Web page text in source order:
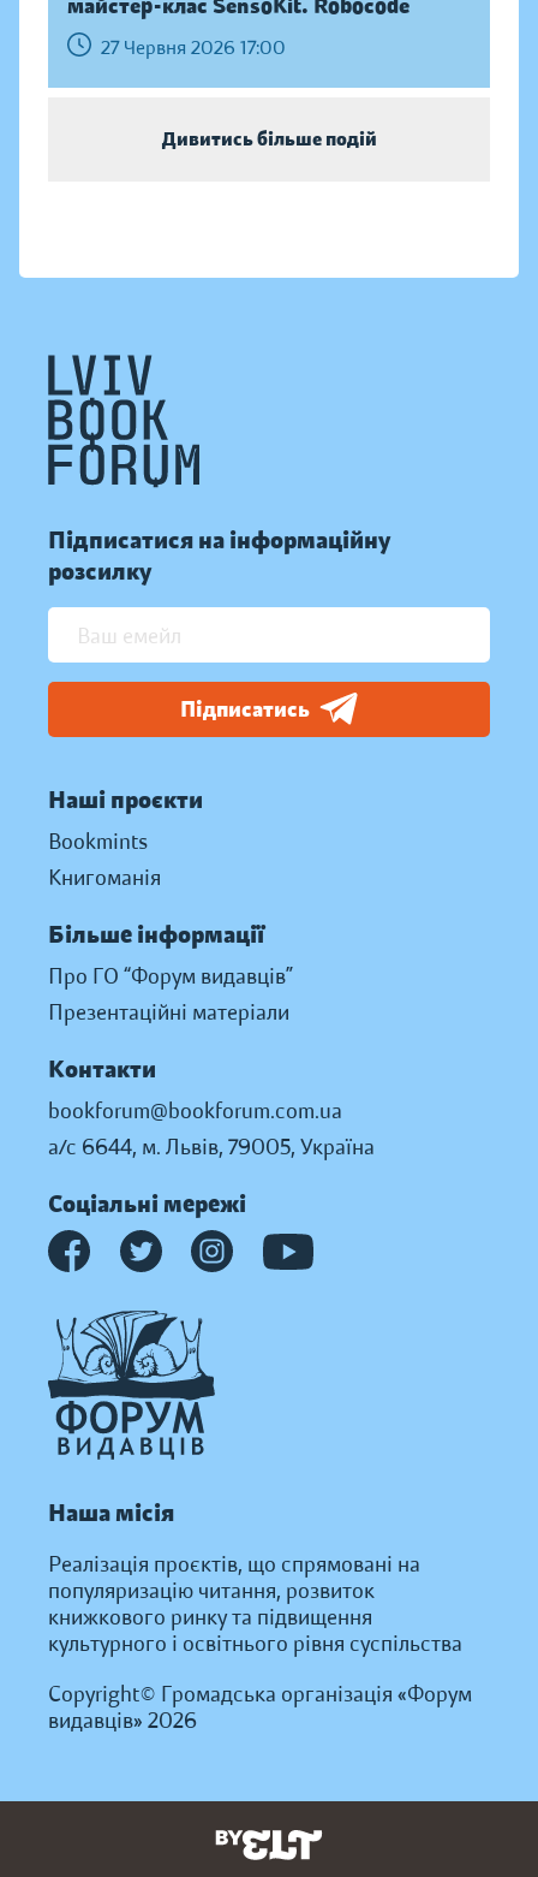
майстер-клас SensoKit. Robocode
27 Червня 2026 17:00
Дивитись більше подій
Підписатися на інформаційну
розсилку
Підписатись
Наші проєкти
Bookmints
Книгоманія
Більше інформації
Про ГО “Форум видавців”
Презентаційні матеріали
Контакти
bookforum@bookforum.com.ua
а/с 6644, м. Львів, 79005, Україна
Соціальні мережі
Наша місія
Реалізація проєктів, що спрямовані на
популяризацію читання, розвиток
книжкового ринку та підвищення
культурного і освітнього рівня суспільства
Copyright© Громадська організація «Форум
видавців» 2026